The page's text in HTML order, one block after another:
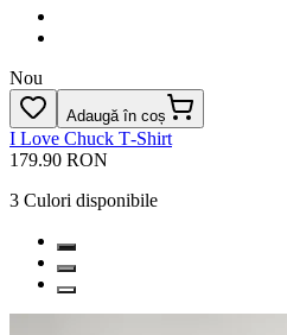
Nou
Adaugă în coș
I Love Chuck T‑Shirt
179.90 RON
3 Culori disponibile